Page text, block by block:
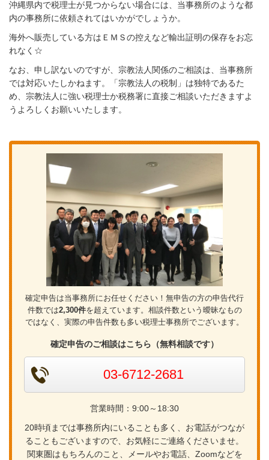
沖縄県内で税理士が見つからない場合には、当事務所のような都
内の事務所に依頼されてはいかがでしょうか。
海外へ販売している方はＥＭＳの控えなど輸出証明の保存をお忘
れなく☆
なお、申し訳ないのですが、宗教法人関係のご相談は、当事務所
では対応いたしかねます。「宗教法人の税制」は独特であるた
め、宗教法人に強い税理士か税務署に直接ご相談いただきますよ
うよろしくお願いいたします。
確定申告は当事務所にお任せください！無申告の方の申告代行
件数では2,300件を超えています。相談件数という曖昧なもの
ではなく、実際の申告件数も多い税理士事務所でございます。
確定申告のご相談はこちら（無料相談です）
03-6712-2681
営業時間：9:00～18:30
20時頃までは事務所内にいることも多く、お電話がつなが
ることもございますので、お気軽にご連絡くださいませ。
関東圏はもちろんのこと、メールやお電話、Zoomなどを